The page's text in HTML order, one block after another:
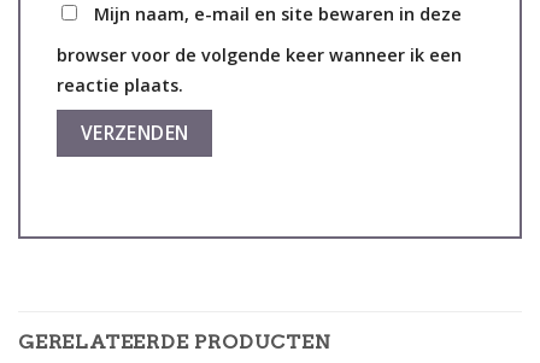
Mijn naam, e-mail en site bewaren in deze
browser voor de volgende keer wanneer ik een
reactie plaats.
GERELATEERDE PRODUCTEN